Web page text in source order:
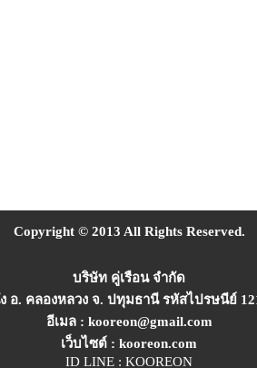
Copyright © 2013 All Rights Reserved.
บริษัท คู่เรือน จำกัด
. คลองหลวง จ. ปทุมธานี รหัสไปรษนีย์
อีเมล : kooreon@gmail.com
เว็บไซต์ : kooreon.com
ID LINE : KOOREON